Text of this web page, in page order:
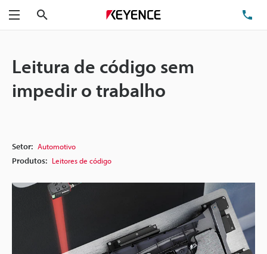
Menu
Leitura de código sem
impedir o trabalho
Setor: Automotivo
Produtos: Leitores de código